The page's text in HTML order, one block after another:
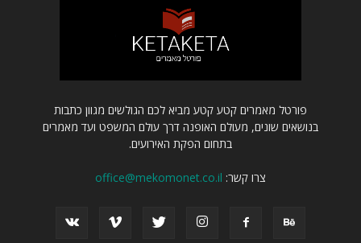
פורטל מאמרים קטע קטע מביא לכם הגולשים מגוון כתבות
בנושאים שונים, מעולם האופנה דרך עולם המשפט ועד מאמרים
בתחום הפקת האירועים.
צרו קשר: office@mekomonet.co.il